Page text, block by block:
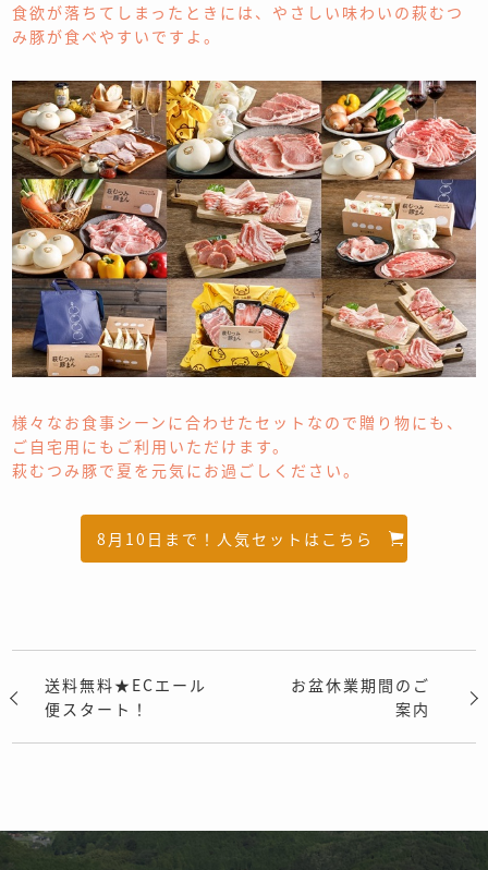
食欲が落ちてしまったときには、やさしい味わいの萩むつ
み豚が食べやすいですよ。
様々なお食事シーンに合わせたセットなので贈り物にも、
ご自宅用にもご利用いただけます。
萩むつみ豚で夏を元気にお過ごしください。
8月10日まで！人気セットはこちら
送料無料★ECエール
便スタート！
お盆休業期間のご
案内